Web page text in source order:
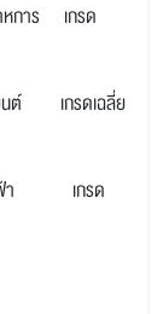
การ เกรด
นต์ เกรดเฉลี่ย
ฟฟ้า เกรด